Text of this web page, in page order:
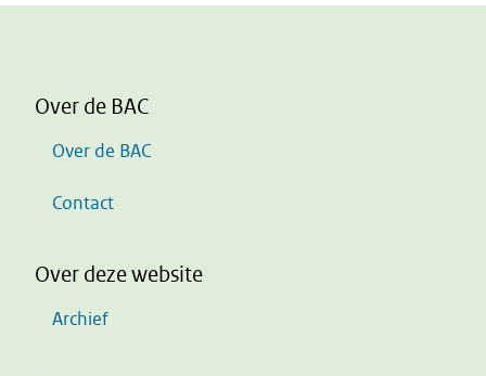
Over de BAC
Over de BAC
Contact
Over deze website
Archief